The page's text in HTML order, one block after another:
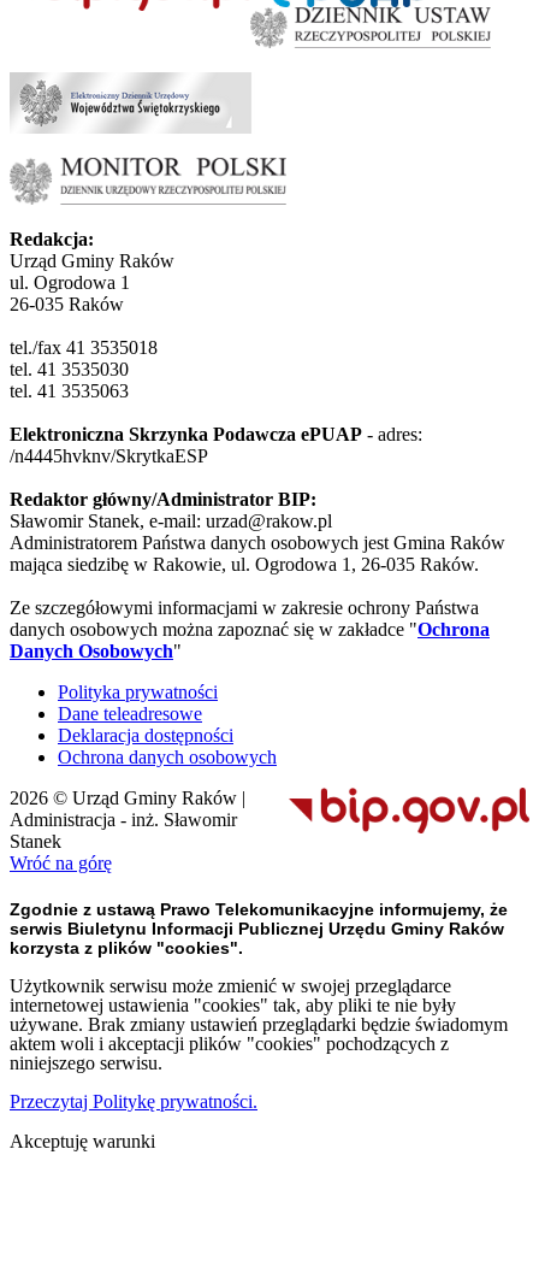
Redakcja:
Urząd Gminy Raków
ul. Ogrodowa 1
26-035 Raków
tel./fax 41 3535018
tel. 41 3535030
tel. 41 3535063
Elektroniczna Skrzynka Podawcza ePUAP - adres:
/n4445hvknv/SkrytkaESP
Redaktor główny/Administrator BIP:
Sławomir Stanek, e-mail: urzad@rakow.pl
Administratorem Państwa danych osobowych jest Gmina Raków
mająca siedzibę w Rakowie, ul. Ogrodowa 1, 26-035 Raków.
Ze szczegółowymi informacjami w zakresie ochrony Państwa
danych osobowych można zapoznać się w zakładce "Ochrona
Danych Osobowych"
Polityka prywatności
Dane teleadresowe
Deklaracja dostępności
Ochrona danych osobowych
2026 © Urząd Gminy Raków |
Administracja - inż. Sławomir
Stanek
Wróć na górę
Zgodnie z ustawą Prawo Telekomunikacyjne informujemy, że
serwis Biuletynu Informacji Publicznej Urzędu Gminy Raków
korzysta z plików "cookies".
Użytkownik serwisu może zmienić w swojej przeglądarce
internetowej ustawienia "cookies" tak, aby pliki te nie były
używane. Brak zmiany ustawień przeglądarki będzie świadomym
aktem woli i akceptacji plików "cookies" pochodzących z
niniejszego serwisu.
Przeczytaj Politykę prywatności.
Akceptuję warunki